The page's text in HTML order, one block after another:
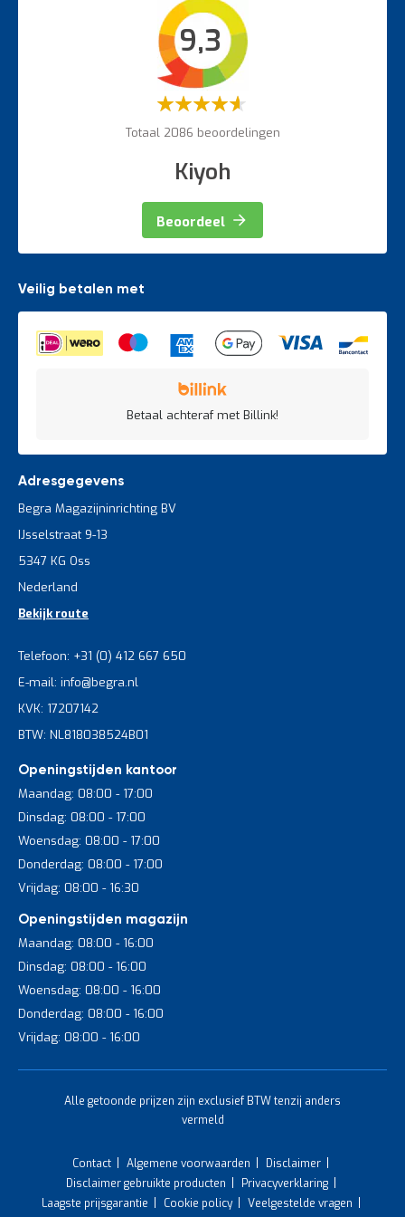
9,3
Waardering:
Totaal 2086 beoordelingen
Kiyoh
Beoordeel
Veilig betalen met
Betaal achteraf met Billink!
Adresgegevens
Begra Magazijninrichting BV
IJsselstraat 9-13
5347 KG Oss
Nederland
Bekijk route
Telefoon: +31 (0) 412 667 650
E-mail: info@begra.nl
KVK: 17207142
BTW: NL818038524B01
Openingstijden kantoor
Maandag: 08:00 - 17:00
Dinsdag: 08:00 - 17:00
Woensdag: 08:00 - 17:00
Donderdag: 08:00 - 17:00
Vrijdag: 08:00 - 16:30
Openingstijden magazijn
Maandag: 08:00 - 16:00
Dinsdag: 08:00 - 16:00
Woensdag: 08:00 - 16:00
Donderdag: 08:00 - 16:00
Vrijdag: 08:00 - 16:00
Alle getoonde prijzen zijn exclusief BTW tenzij anders
vermeld
Contact Algemene voorwaarden
Disclaimer
Disclaimer gebruikte producten
Privacyverklaring
Laagste prijsgarantie
Cookie policy
Veelgestelde vragen